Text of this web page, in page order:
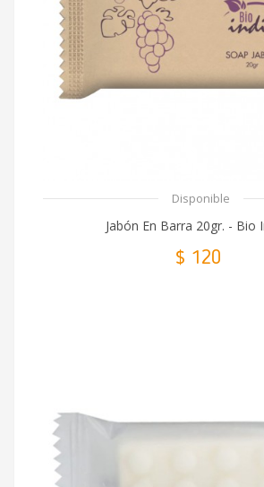
Disponible
Jabón En Barra 20gr. - Bio
$ 120